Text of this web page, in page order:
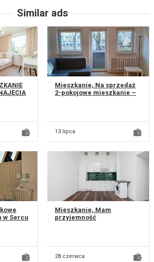
Similar ads
Mieszkanie, Na sprzedaż
2-pokojowe mieszkanie –
13 lipca
w Sercu
w
Mieszkanie, Mam
przyjemność
28 czerwca